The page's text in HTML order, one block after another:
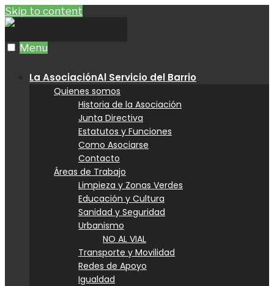
Skip to content
Menu
La AsociaciónAl Servicio del Barrio
Quienes somos
Historia de la Asociación
Junta Directiva
Estatutos y Funciones
Como Asociarse
Contacto
Áreas de Trabajo
Limpieza y Zonas Verdes
Educación y Cultura
Sanidad y Seguridad
Urbanismo
NO AL VIAL
Transporte y Movilidad
Redes de Apoyo
Igualdad